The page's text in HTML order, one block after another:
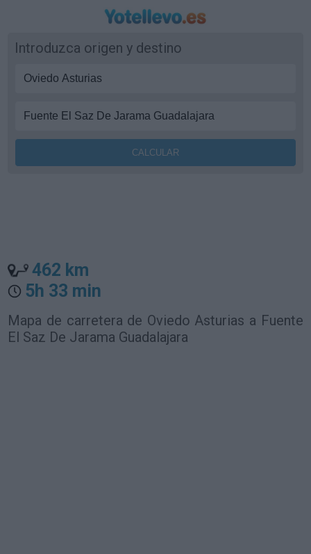
Introduzca origen y destino
462 km
5h 33 min
Mapa de carretera de Oviedo Asturias a Fuente
El Saz De Jarama Guadalajara